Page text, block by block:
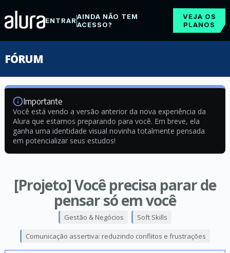
ENTRARAINDA NÃO TEM
ACESSO?
VEJA OS
PLANOS
FÓRUM
Importante
Você está vendo a versão anterior da nova experiência da
Alura que estamos preparando para você. Em breve, ela
ganha uma identidade visual novinha totalmente pensada
em potencializar seus estudos!
[Projeto] Você precisa parar de
pensar só em você
Gestão & Negócios Soft Skills
Comunicação assertiva: reduzindo conflitos e frustrações